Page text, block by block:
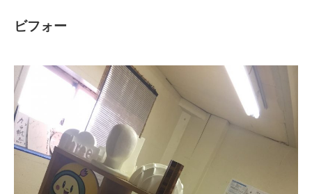
ビフォー